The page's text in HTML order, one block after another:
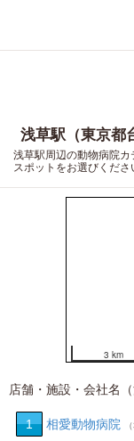
浅草駅（東京都
浅草駅周辺の動物病院
スポットをお選びくださ
3 km
店舗・施設・会社名
1 相愛動物病院